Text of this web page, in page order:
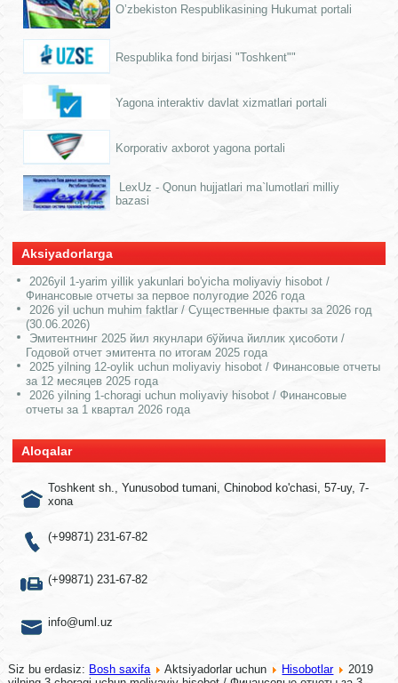
O’zbekiston Respublikasining Hukumat portali
Respublika fond birjasi "Toshkent""
Yagona interaktiv davlat xizmatlari portali
Korporativ axborot yagona portali
LexUz - Qonun hujjatlari ma`lumotlari milliy
bazasi
Aksiyadorlarga
2026yil 1-yarim yillik yakunlari bo'yicha moliyaviy hisobot /
Финансовые отчеты за первое полугодие 2026 года
2026 yil uchun muhim faktlar / Существенные факты за 2026 год
(30.06.2026)
Эмитентнинг 2025 йил якунлари бўйича йиллик ҳисоботи /
Годовой отчет эмитента по итогам 2025 года
2025 yilning 12-oylik uchun moliyaviy hisobot / Финансовые отчеты
за 12 месяцев 2025 года
2026 yilning 1-choragi uchun moliyaviy hisobot / Финансовые
отчеты за 1 квартал 2026 года
Aloqalar
Toshkent sh., Yunusobod tumani, Chinobod ko'chasi, 57-uy, 7-
xona
(+99871) 231-67-82
(+99871) 231-67-82
info@uml.uz
Siz bu erdasiz: Bosh saxifa Aktsiyadorlar uchun Hisobotlar
2019